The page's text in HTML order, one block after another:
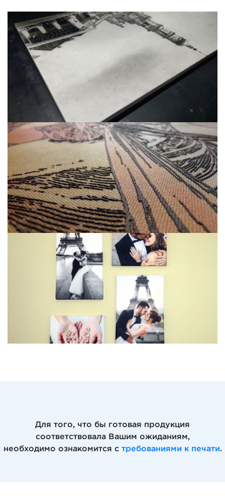
Для того, что бы готовая продукция
соответствовала Вашим ожиданиям,
необходимо ознакомится с требованиями к печати.